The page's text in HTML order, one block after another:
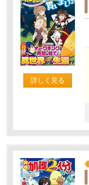
詳しく見る